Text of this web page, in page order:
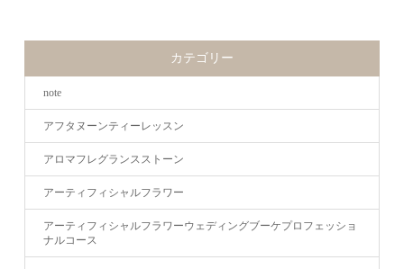
カテゴリー
note
アフタヌーンティーレッスン
アロマフレグランスストーン
アーティフィシャルフラワー
アーティフィシャルフラワーウェディングブーケプロフェッショ
ナルコース